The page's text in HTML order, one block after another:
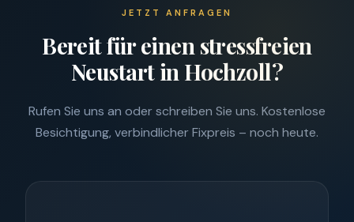
JETZT ANFRAGEN
Bereit für einen stressfreien
Neustart in Hochzoll?
Rufen Sie uns an oder schreiben Sie uns. Kostenlose
Besichtigung, verbindlicher Fixpreis – noch heute.